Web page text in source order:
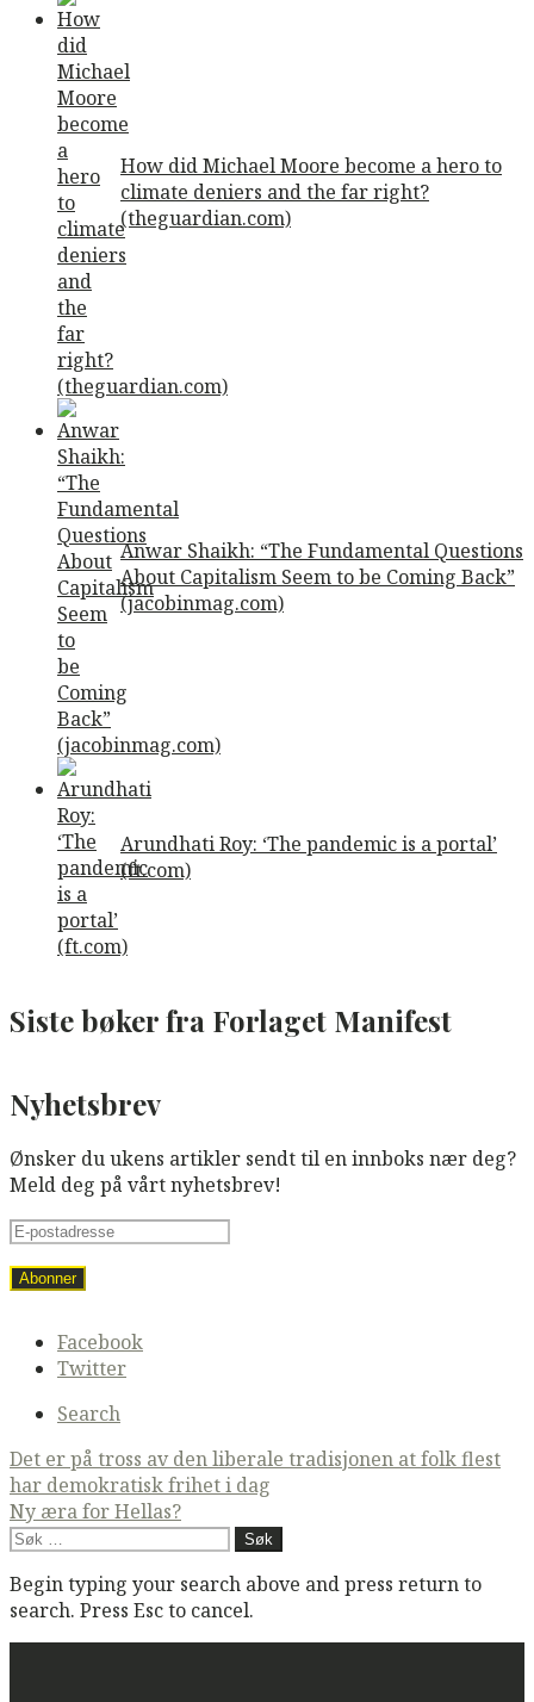
How did Michael Moore become a hero to
climate deniers and the far right?
(theguardian.com)
Anwar Shaikh: “The Fundamental Questions
About Capitalism Seem to be Coming Back”
(jacobinmag.com)
Arundhati Roy: ‘The pandemic is a portal’
(ft.com)
Siste bøker fra Forlaget Manifest
Nyhetsbrev
Ønsker du ukens artikler sendt til en innboks nær deg?
Meld deg på vårt nyhetsbrev!
Secondary
navigation
Facebook
Twitter
Search
Post
navigation
Det er på tross av den liberale tradisjonen at folk flest
har demokratisk frihet i dag
Ny æra for Hellas?
Søk
Begin typing your search above and press return to
search. Press Esc to cancel.